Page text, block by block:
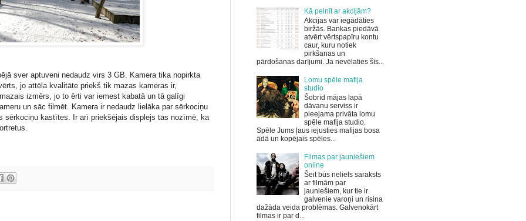
sver aptuveni nedaudz virs 3 GB. Kamera tika nopirkta
jo attēla kvalitāte priekš tik mazas kameras ir,
izmērs, jo to ērti var iemest kabatā un tā galīgi
un sāc filmēt. Kamera ir nedaudz lielāka par sērkociņu
sērkociņu kastītes. Ir arī priekšējais displejs tas nozīmē, ka
Kā pelnīt ar akcijām?
Akcijas var iegādāties
biržās. Bankas piedāvā
atvērt vērtspapīru kontu
caur, kuru notiek
pirkšanas un
pārdošanas darījumi. Ja nevēlaties šīs...
Lomu spēle mafija
studio
Šobrīd mājas lapā
dāvanu serviss ir
pieejama privāta lomu
spēle mafija studio.
Spēle Jums ļaus iejusties mafijas bosa
ādā un kopējais spēles...
Filmas par jauniešiem
online
Šeit būs neliels saraksts
ar filmām par
jauniešiem, kur tie ir
galvenie varoņi un risina
dažāda veida problēmas. Galvenokārt
filmas ir par d...